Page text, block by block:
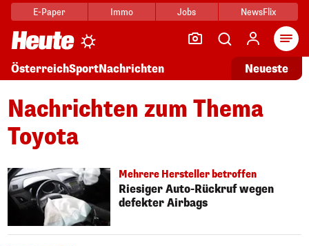
E-Paper Immo Jobs NewsFlix
ÖsterreichSportNachrichten Neueste
Nachrichten zum Thema
Toyota
Mehrere Hersteller betroffen
Riesiger Auto-Rückruf wegen
defekter Airbags